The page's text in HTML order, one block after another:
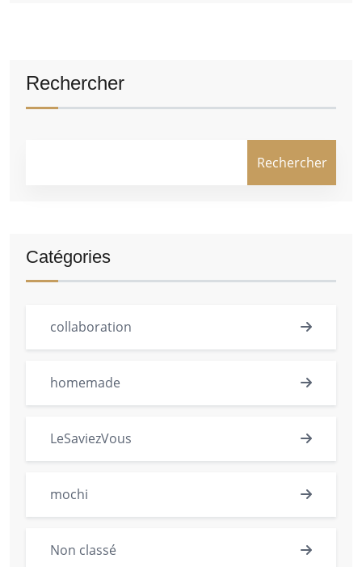
Rechercher
Rechercher
Catégories
collaboration
homemade
LeSaviezVous
mochi
Non classé